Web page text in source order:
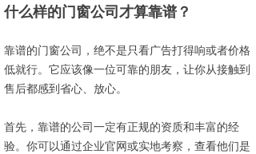
什么样的门窗公司才算靠谱？
靠谱的门窗公司，绝不是只看广告打得响或者价格
低就行。它应该像一位可靠的朋友，让你从接触到
售后都感到省心、放心。
首先，靠谱的公司一定有正规的资质和丰富的经
验。你可以通过企业官网或实地考察，查看他们是